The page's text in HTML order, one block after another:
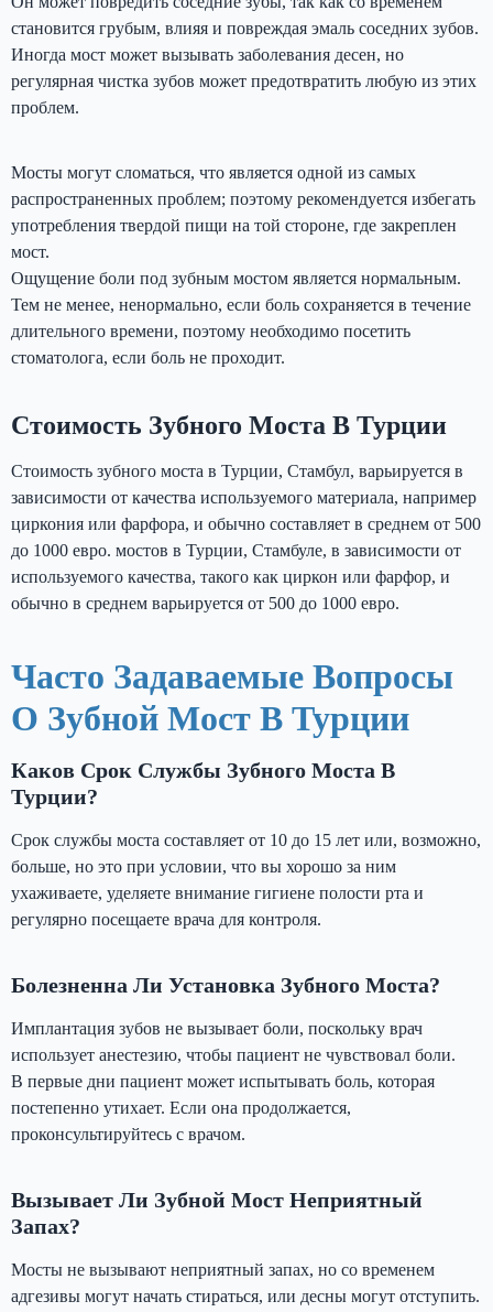
становится грубым, влияя и повреждая эмаль соседних зубов.
Иногда мост может вызывать заболевания десен, но
регулярная чистка зубов может предотвратить любую из этих
проблем.
Мосты могут сломаться, что является одной из самых
распространенных проблем; поэтому рекомендуется избегать
употребления твердой пищи на той стороне, где закреплен
мост.
Ощущение боли под зубным мостом является нормальным.
Тем не менее, ненормально, если боль сохраняется в течение
длительного времени, поэтому необходимо посетить
стоматолога, если боль не проходит.
Стоимость Зубного Моста В Турции
Стоимость зубного моста в Турции, Стамбул, варьируется в
зависимости от качества используемого материала, например
циркония или фарфора, и обычно составляет в среднем от 500
до 1000 евро. мостов в Турции, Стамбуле, в зависимости от
используемого качества, такого как циркон или фарфор, и
обычно в среднем варьируется от 500 до 1000 евро.
Часто Задаваемые Вопросы
О Зубной Мост В Турции
Каков Срок Службы Зубного Моста В
Турции?
Срок службы моста составляет от 10 до 15 лет или, возможно,
больше, но это при условии, что вы хорошо за ним
ухаживаете, уделяете внимание гигиене полости рта и
регулярно посещаете врача для контроля.
Болезненна Ли Установка Зубного Моста?
Имплантация зубов не вызывает боли, поскольку врач
использует анестезию, чтобы пациент не чувствовал боли.
В первые дни пациент может испытывать боль, которая
постепенно утихает. Если она продолжается,
проконсультируйтесь с врачом.
Вызывает Ли Зубной Мост Неприятный
Запах?
Мосты не вызывают неприятный запах, но со временем
адгезивы могут начать стираться, или десны могут отступить.